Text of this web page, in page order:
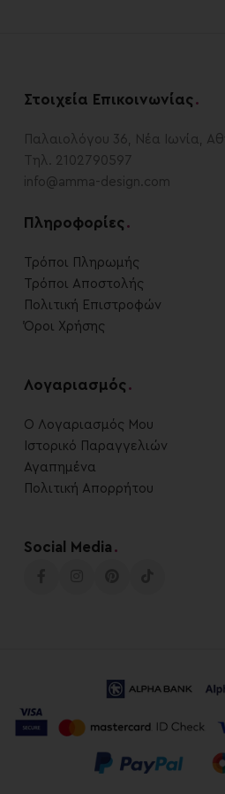
Στοιχεία Επικοινωνίας .
Παλαιολόγου 36, Νέα Ιωνία,
Τηλ. 2102790597
info@amma-design.com
Πληροφορίες .
Τρόποι Πληρωμής
Τρόποι Αποστολής
Πολιτική Επιστροφών
Όροι Χρήσης
Λογαριασμός .
Ο Λογαριασμός Μου
Ιστορικό Παραγγελιών
Αγαπημένα
Πολιτική Απορρήτου
Social Media .